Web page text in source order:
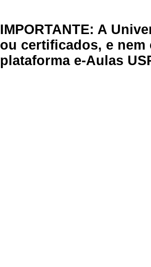
IMPORTANTE: A
ou certificados, e
plataforma e-Aulas